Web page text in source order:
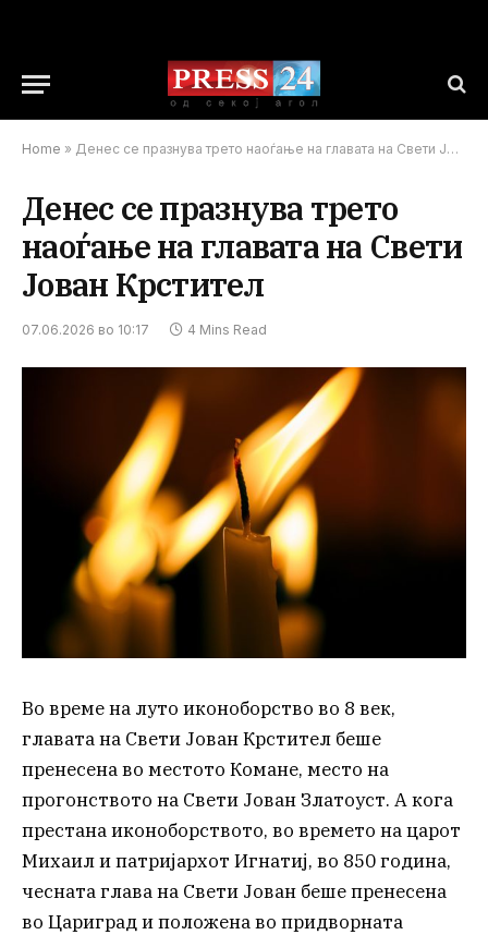
Home » Денес се празнува трето наоѓање на главата на Свети Јован Крстител
Денес се празнува трето
наоѓање на главата на Свети
Јован Крстител
07.06.2026 во 10:17 4 Mins Read
Во време на луто иконоборство во 8 век,
главата на Свети Јован Крстител беше
пренесена во местото Комане, место на
прогонството на Свети Јован Златоуст. А кога
престана иконоборството, во времето на царот
Михаил и патријархот Игнатиј, во 850 година,
чесната глава на Свети Јован беше пренесена
во Цариград и положена во придворната